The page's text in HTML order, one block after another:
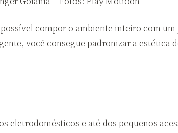
possível compor o ambiente inteiro com
você consegue padronizar a estética
eletrodomésticos e até dos pequenos